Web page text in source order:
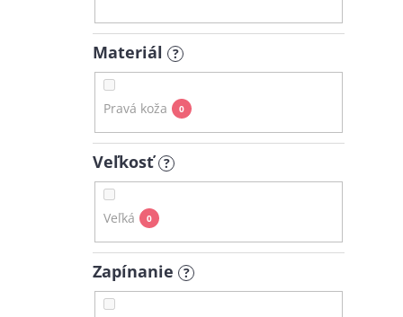
Materiál ?
Pravá koža 0
Veľkosť ?
Veľká 0
Zapínanie ?